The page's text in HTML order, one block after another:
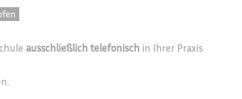
ausschließlich telefonisch in Ihrer Praxis